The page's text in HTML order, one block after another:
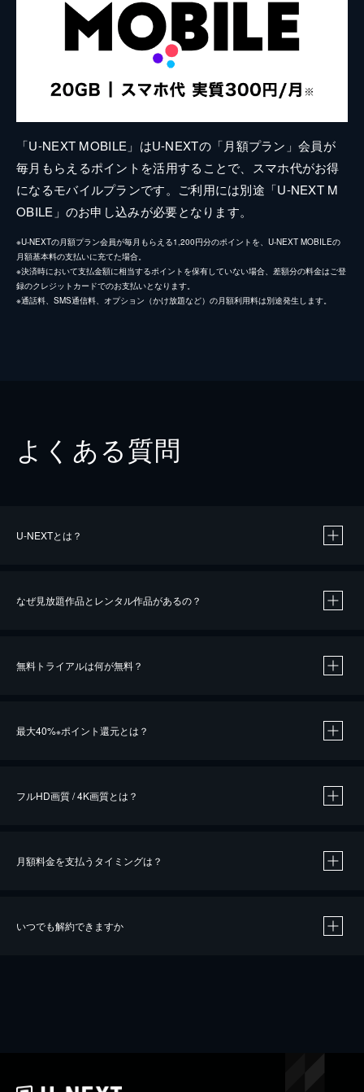
「U-NEXT MOBILE」はU-NEXTの「月額プラン」会員が
毎月もらえるポイントを活用することで、スマホ代がお得
になるモバイルプランです。ご利用には別途「U-NEXT M
OBILE」のお申し込みが必要となります。
※U-NEXTの月額プラン会員が毎月もらえる1,200円分のポイントを、U-NEXT MOBILEの
月額基本料の支払いに充てた場合。
※決済時において支払金額に相当するポイントを保有していない場合、差額分の料金はご登
録のクレジットカードでのお支払いとなります。
※通話料、SMS通信料、オプション（かけ放題など）の月額利用料は別途発生します。
よくある質問
U-NEXTとは？
なぜ見放題作品とレンタル作品があるの？
無料トライアルは何が無料？
最大40%※ポイント還元とは？
※40％ポイント還元の対象は、クレジットカード決済による作品の購入 / レンタルです。
iOSアプリのUコイン決済による作品の購入 / レンタルは、20％のポイント還元です。
フルHD画質 / 4K画質とは？
月額料金を支払うタイミングは？
いつでも解約できますか